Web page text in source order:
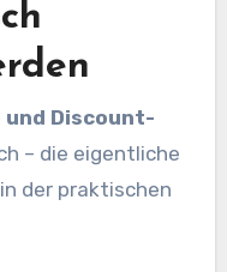
und Discount-
– die eigentliche
der praktischen